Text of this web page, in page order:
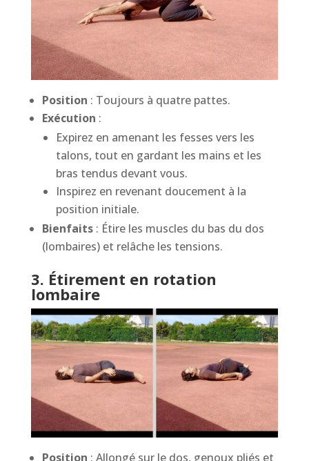
Position : Toujours à quatre pattes.
Exécution :
Expirez en amenant les fesses vers les
talons, tout en gardant les mains et les
bras tendus devant vous.
Inspirez en revenant doucement à la
position initiale.
Bienfaits: Étire les muscles du bas du dos
(lombaires) et relâche les tensions.
3. Étirement en rotation
lombaire
Position : Allongé sur le dos, genoux pliés et